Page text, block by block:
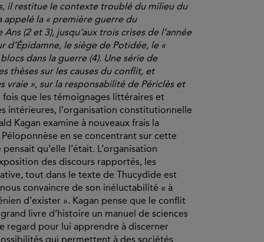
il restitue le contexte troublé du milieu du
appelé la « première guerre du
(2 et 3), jusqu’aux trois crises de l’année
le siège de Potidée, le «
dans la guerre (4). Une série de
thèses sur les causes du conflit, et
vraie », sur la responsabilité de Périclès et
fois que les témoignages littéraires et
intérieures, l’organisation constitutionnelle
Kagan examine à nouveaux frais la
en se concentrant sur cette
qu’elle l’était. L’organisation
des discours rapportés, les
tout dans le texte de Thucydide est
convaincre de son inéluctabilité « à
d’exister ». Kagan pense que le conflit
livre d’histoire un manuel de sciences
regard pour lui apprendre à discerner
qui permettent à des sociétés